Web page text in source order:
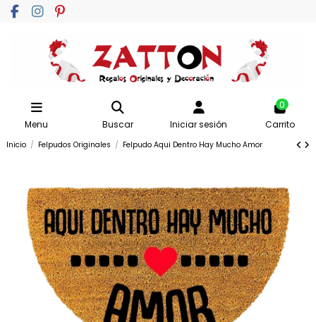
Menu Buscar Iniciar sesión
0
Carrito
Inicio Felpudos Originales Felpudo Aqui Dentro Hay Mucho Amor